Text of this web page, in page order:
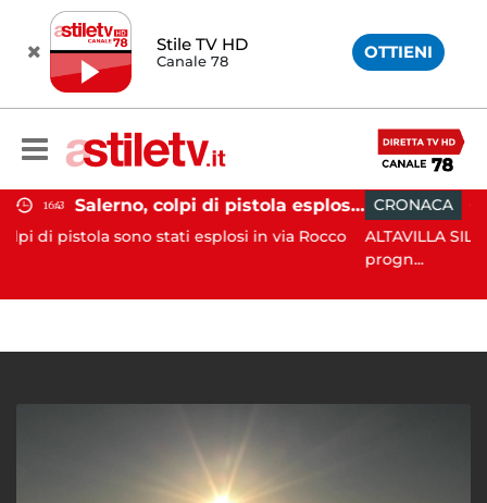
Stile TV HD
Canale 78 OTTIENI
Salerno, colpi di pistola esplosi a Pastena: paura tra i residenti
stati esplosi in via Rocco
CRONACA 18:11
ALTAVILLA SILENTINA. Grave